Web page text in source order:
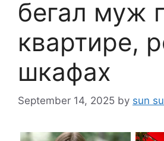
бегал муж
квартире,
шкафах
September 14, 2025 by sun